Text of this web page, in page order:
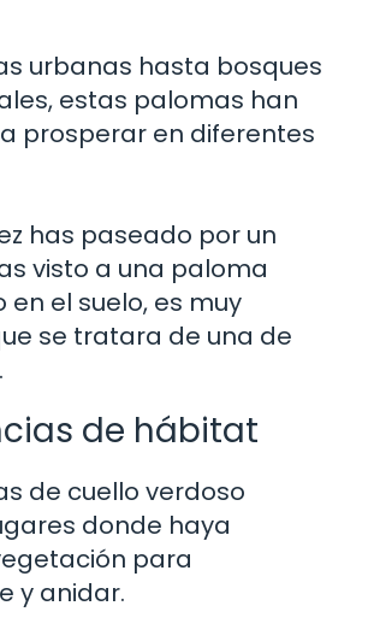
urbanas hasta bosques
estas palomas han
prosperar en diferentes
has paseado por un
visto a una paloma
el suelo, es muy
se tratara de una de
de hábitat
de cuello verdoso
donde haya
para
y anidar.